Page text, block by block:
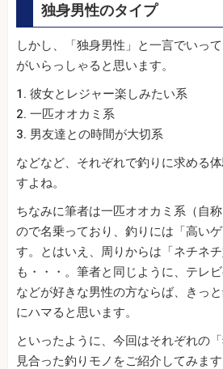
独身男性のタイプ
しかし、「独身男性」と一言でいっ
がいらっしゃると思います。
1. 彼女とレジャー楽しみたい系
2. 一匹オオカミ系
3. 男友達との時間が大切系
などなど、それぞれで釣りに求める
すよね。
ちなみに筆者は一匹オオカミ系（自
ので名乗っており、釣りには「高い
す。とはいえ、周りからは「ネチネ
も・・・。筆者と同じように、テレ
などが好きな男性の方ならば、きっ
にハマると思います。
といったように、今回はそれぞれの
見合った釣りモノをご紹介してみます